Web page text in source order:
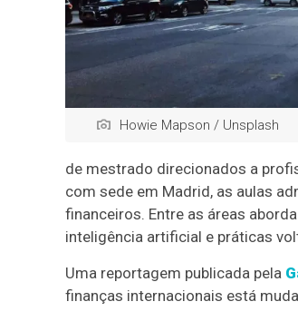
Howie Mapson / Unsplash
de mestrado direcionados a
com sede em Madrid, as aulas
financeiros. Entre as áreas
inteligência artificial e práticas
Uma reportagem publicada pela
finanças internacionais está